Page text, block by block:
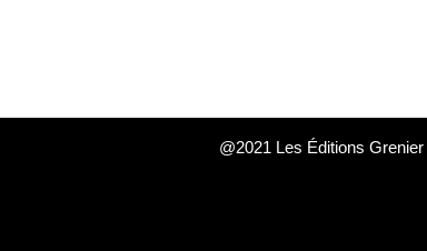
@2021 Les Éditions Grenier